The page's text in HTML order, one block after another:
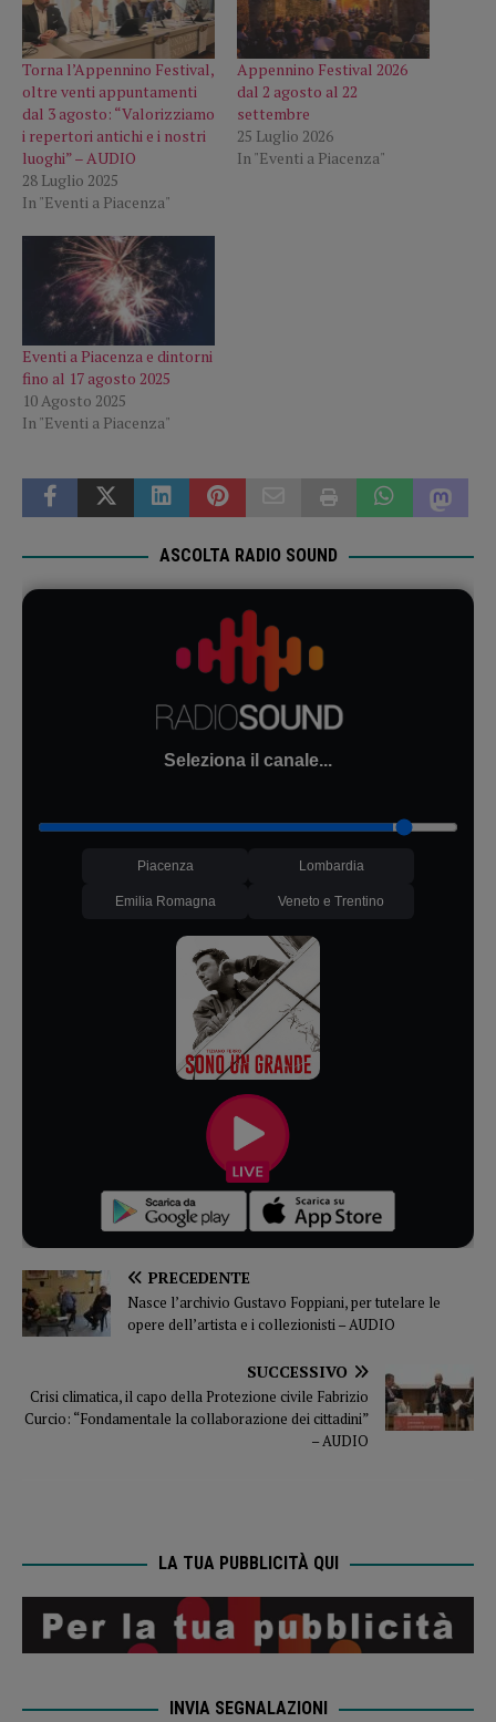
Torna l’Appennino Festival,
oltre venti appuntamenti
dal 3 agosto: “Valorizziamo
i repertori antichi e i nostri
luoghi” – AUDIO
28 Luglio 2025
In "Eventi a Piacenza"
Appennino Festival 2026
dal 2 agosto al 22
settembre
25 Luglio 2026
In "Eventi a Piacenza"
Eventi a Piacenza e dintorni
fino al 17 agosto 2025
10 Agosto 2025
In "Eventi a Piacenza"
ASCOLTA RADIO SOUND
Seleziona il canale...
Piacenza Lombardia
Emilia Romagna Veneto e Trentino
PRECEDENTE
Nasce l’archivio Gustavo Foppiani, per tutelare le
opere dell’artista e i collezionisti – AUDIO
SUCCESSIVO
Crisi climatica, il capo della Protezione civile Fabrizio
Curcio: “Fondamentale la collaborazione dei cittadini”
– AUDIO
LA TUA PUBBLICITÀ QUI
INVIA SEGNALAZIONI